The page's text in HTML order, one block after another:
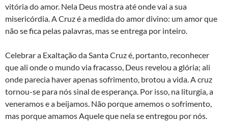
vitória do amor. Nela Deus mostra até onde vai a sua
misericórdia. A Cruz é a medida do amor divino: um amor que
não se fica pelas palavras, mas se entrega por inteiro.
Celebrar a Exaltação da Santa Cruz é, portanto, reconhecer
que ali onde o mundo via fracasso, Deus revelou a glória; ali
onde parecia haver apenas sofrimento, brotou a vida. A cruz
tornou-se para nós sinal de esperança. Por isso, na liturgia, a
veneramos e a beijamos. Não porque amemos o sofrimento,
mas porque amamos Aquele que nela se entregou por nós.